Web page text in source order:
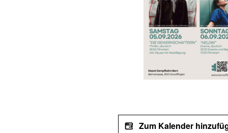
Zum Kalender